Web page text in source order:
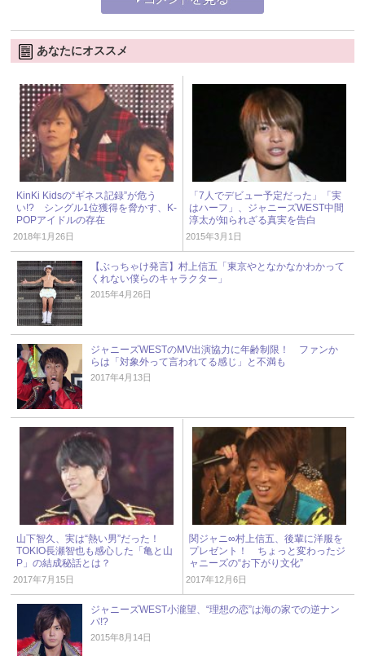
あなたにオススメ
KinKi Kidsの“ギネス記録”が危う
い!? シングル1位獲得を脅かす、K-
POPアイドルの存在
2018年1月26日
「7人でデビュー予定だった」「実
はハーフ」、ジャニーズWEST中間
淳太が知られざる真実を告白
2015年3月1日
【ぶっちゃけ発言】村上信五「東京やとなかなかわかって
くれない僕らのキャラクター」
2015年4月26日
ジャニーズWESTのMV出演協力に年齢制限！ ファンか
らは「対象外って言われてる感じ」と不満も
2017年4月13日
山下智久、実は“熱い男”だった！
TOKIO長瀬智也も感心した「亀と山
P」の結成秘話とは？
2017年7月15日
関ジャニ∞村上信五、後輩に洋服を
プレゼント！ ちょっと変わったジ
ャニーズの“お下がり文化”
2017年12月6日
ジャニーズWEST小瀧望、“理想の恋”は海の家での逆ナン
パ!?
2015年8月14日